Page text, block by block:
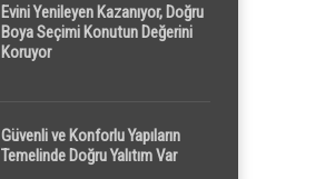
Evini Yenileyen Kazanıyor, Doğru
Boya Seçimi Konutun Değerini
Koruyor
Güvenli ve Konforlu Yapıların
Temelinde Doğru Yalıtım Var